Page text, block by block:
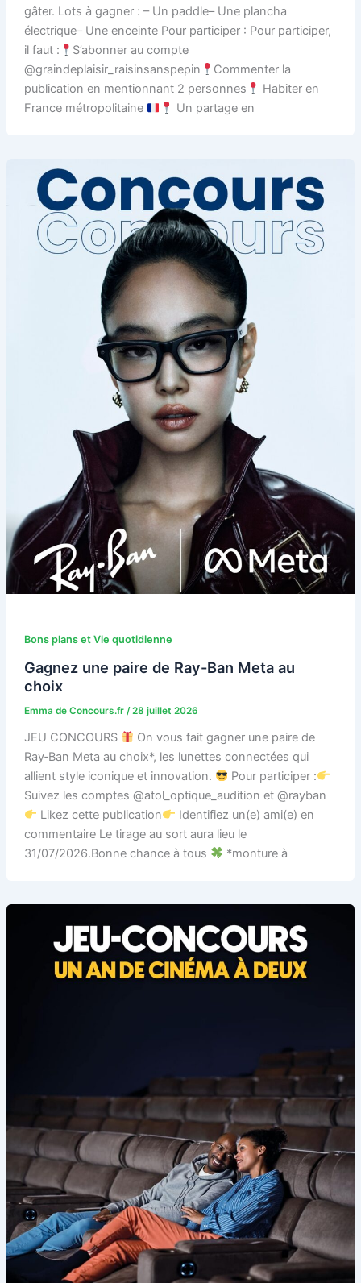
gâter. Lots à gagner : – Un paddle– Une plancha
électrique– Une enceinte Pour participer : Pour participer,
il faut :
S’abonner au compte
@graindeplaisir_raisinsanspepin
Commenter la
publication en mentionnant 2 personnes
Habiter en
France métropolitaine
Un partage en
Bons plans et Vie quotidienne
Gagnez une paire de Ray-Ban Meta au
choix
Emma de Concours.fr /28 juillet 2026
JEU CONCOURS
On vous fait gagner une paire de
Ray‑Ban Meta au choix*, les lunettes connectées qui
allient style iconique et innovation.
Pour participer :
Suivez les comptes @atol_optique_audition et @rayban
Likez cette publication
Identifiez un(e) ami(e) en
commentaire Le tirage au sort aura lieu le
31/07/2026.Bonne chance à tous
*monture à